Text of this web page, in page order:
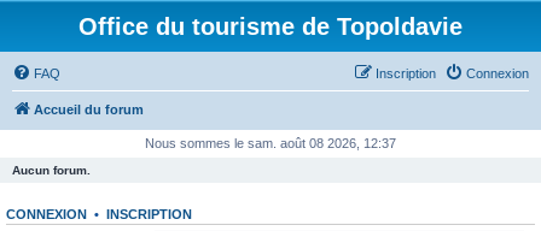
Office du tourisme de Topoldavie
FAQ Connexion
Inscription
Accueil du forum
Nous sommes le sam. août 08 2026, 12:37
Aucun forum.
CONNEXION • INSCRIPTION